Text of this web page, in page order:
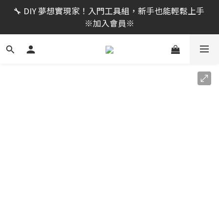
限時活動｜全館消費滿 NT$599 即享免運費，工具補貨
趁現在！立即逛活動商品
🔧 DIY 夢想實現家！入門工具組，新手也能輕鬆上手
※加入會員※
🔨 電動工具熱銷中！馬力強勁，助您輕鬆完成任務 ※
加入會員※
限時活動｜全館消費滿 NT$599 即享免運費，工具補貨